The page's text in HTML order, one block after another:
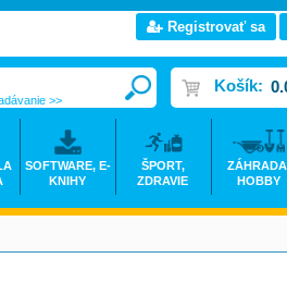
Registrovať sa
Košík:
>>
SOFTWARE, E-
KNIHY
ŠPORT,
ZDRAVIE
HOBBY